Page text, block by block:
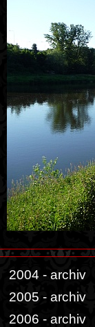
2004 - archiv
2005 - archiv
2006 - archiv